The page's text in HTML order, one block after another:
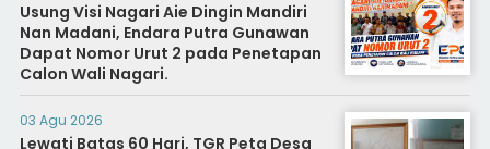
Usung Visi Nagari Aie Dingin Mandiri
Nan Madani, Endara Putra Gunawan
Dapat Nomor Urut 2 pada Penetapan
Calon Wali Nagari.
03 Agu 2026
Lewati Batas 60 Hari, TGR Peta Desa